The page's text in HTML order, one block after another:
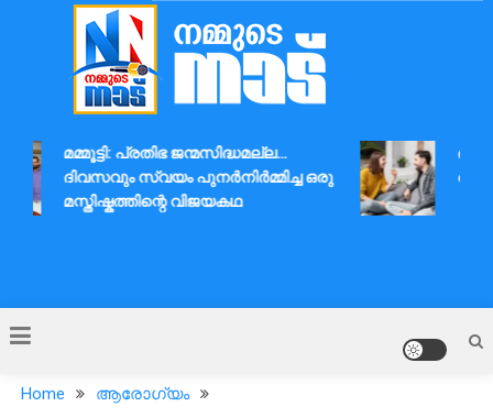
Nammude Naadu
മമ്മൂട്ടി: പ്രതിഭ ജന്മസിദ്ധമല്ല…
ദിവസവും സ്വയം പുനർനിർമ്മിച്ച ഒരു
മസ്തിഷ്കത്തിന്റെ വിജയകഥ
Home
ആരോഗ്യം